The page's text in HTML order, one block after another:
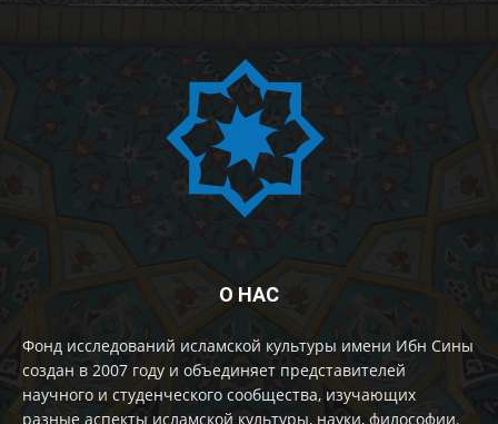
О НАС
Фонд исследований исламской культуры имени Ибн Сины
создан в 2007 году и объединяет представителей
научного и студенческого сообщества, изучающих
разные аспекты исламской культуры, науки, философии.